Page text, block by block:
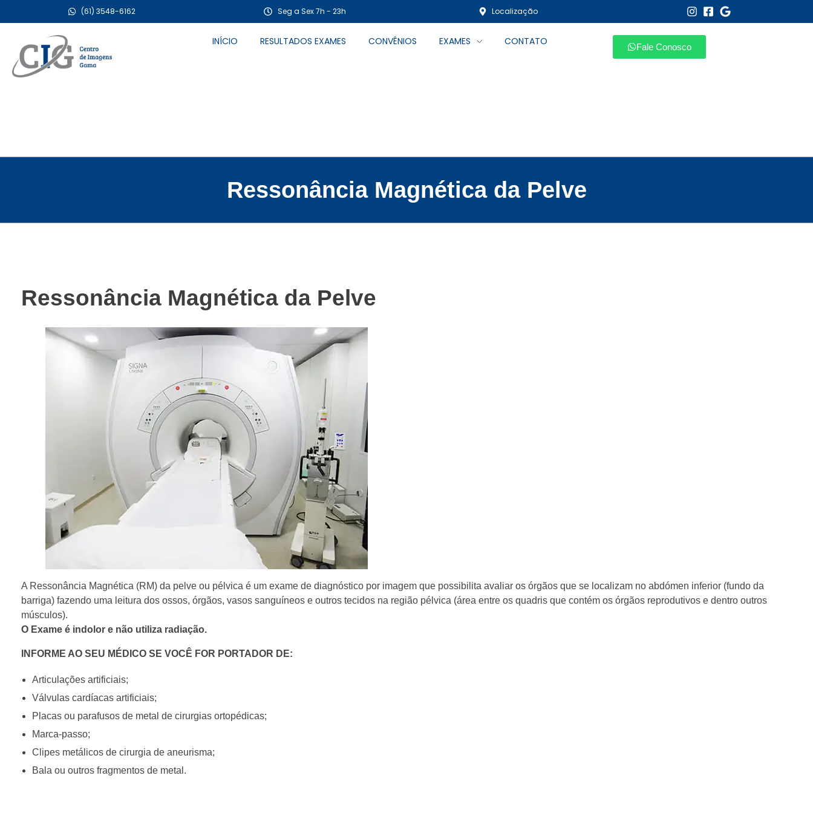
(61) 3548-6162 Seg a Sex 7h - 23h Localização
INÍCIO RESULTADOS EXAMES CONVÊNIOS EXAMES CONTATO Fale Conosco
Ressonância Magnética da Pelve
Ressonância Magnética da Pelve
A Ressonância Magnética (RM) da pelve ou pélvica é um exame de diagnóstico por imagem que possibilita avaliar os órgãos que se localizam no abdómen inferior (fundo da
barriga) fazendo uma leitura dos ossos, órgãos, vasos sanguíneos e outros tecidos na região pélvica (área entre os quadris que contém os órgãos reprodutivos e dentro outros
músculos).
O Exame é indolor e não utiliza radiação.
INFORME AO SEU MÉDICO SE VOCÊ FOR PORTADOR DE:
Articulações artificiais;
Válvulas cardíacas artificiais;
Placas ou parafusos de metal de cirurgias ortopédicas;
Marca-passo;
Clipes metálicos de cirurgia de aneurisma;
Bala ou outros fragmentos de metal.